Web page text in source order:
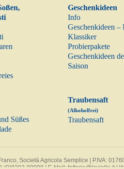
Geschenkideen
Info
Geschenkideen –
Klassiker
Probierpakete
Geschenkideen
Saison
Süßes
Traubensaft
(Alkoholfrei)
Traubensaft
Società Agricola Semplice | P.IVA:
(0)8202-90008 | E-Mail: fattoria@lavialla.it |